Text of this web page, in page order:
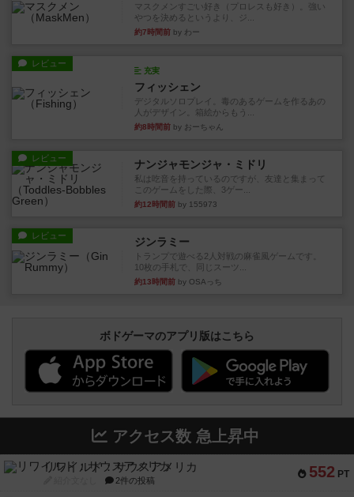
マスクメンすごい好き（プロレスも好き）。強い
やつを決めるというより、ジ...
約7時間前 by わー
レビュー
充実
フィッシェン
デジタルソロプレイ。毒のあるゲームを作るあの
人がデザイン。箱絵からもう...
約8時間前 by おーちゃん
レビュー ナンジャモンジャ・ミドリ
私は吃音を持っているのですが、友達と集まって
このゲームをした際、3ゲー...
約12時間前 by 155973
レビュー ジンラミー
トランプで遊べる2人対戦の麻雀風ゲームです。
10枚の手札で、同じスーツ...
約13時間前 by OSAっち
ボドゲーマのアプリ版はこちら
アクセス数 急上昇中
552 PT
リワイルド：サウスアメリカ
2件の投稿